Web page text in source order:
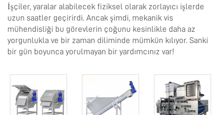
İşçiler, yaralar alabilecek fiziksel olarak zorlayıcı işlerde
uzun saatler geçirirdi. Ancak şimdi, mekanik vis
mühendisliği bu görevlerin çoğunu kesinlikle daha az
yorgunlukla ve bir zaman diliminde mümkün kılıyor. Sanki
bir gün boyunca yorulmayan bir yardımcınız var!